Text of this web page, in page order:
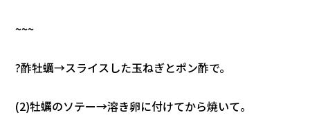
~~~
?酢牡蠣→スライスした玉ねぎとポン酢で。
(2)牡蠣のソテー→溶き卵に付けてから焼いて。